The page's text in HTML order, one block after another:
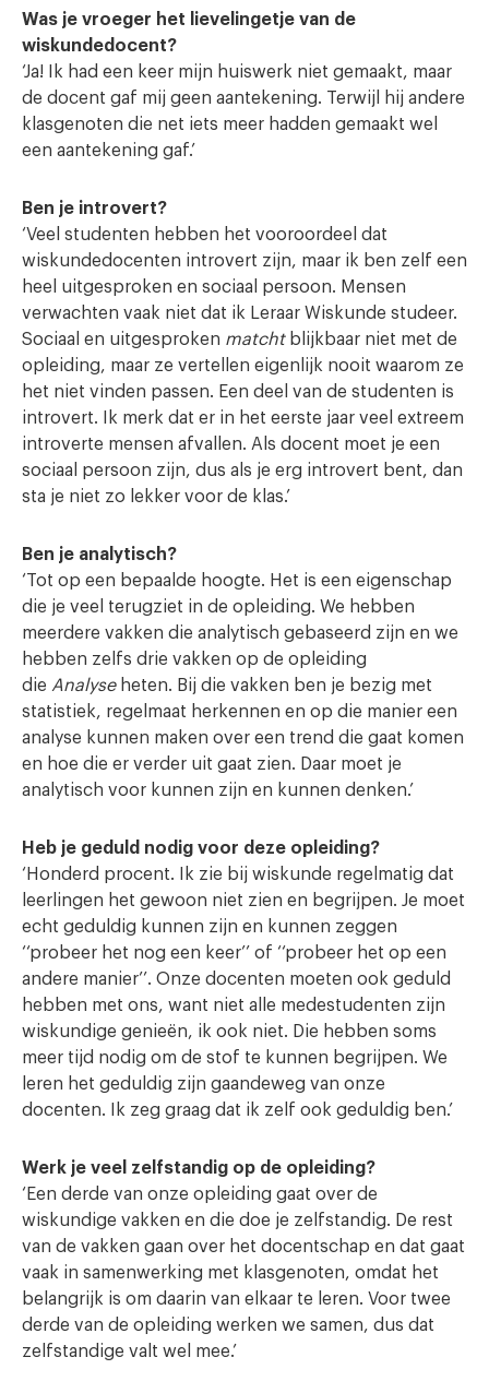
Was je vroeger het lievelingetje van de
wiskundedocent?
‘Ja! Ik had een keer mijn huiswerk niet gemaakt, maar
de docent gaf mij geen aantekening. Terwijl hij andere
klasgenoten die net iets meer hadden gemaakt wel
een aantekening gaf.’
Ben je introvert?
‘Veel studenten hebben het vooroordeel dat
wiskundedocenten introvert zijn, maar ik ben zelf een
heel uitgesproken en sociaal persoon. Mensen
verwachten vaak niet dat ik Leraar Wiskunde studeer.
Sociaal en uitgesproken matchtblijkbaar niet met de
opleiding, maar ze vertellen eigenlijk nooit waarom ze
het niet vinden passen. Een deel van de studenten is
introvert. Ik merk dat er in het eerste jaar veel extreem
introverte mensen afvallen. Als docent moet je een
sociaal persoon zijn, dus als je erg introvert bent, dan
sta je niet zo lekker voor de klas.’
Ben je analytisch?
‘Tot op een bepaalde hoogte. Het is een eigenschap
die je veel terugziet in de opleiding. We hebben
meerdere vakken die analytisch gebaseerd zijn en we
hebben zelfs drie vakken op de opleiding
die Analyseheten. Bij die vakken ben je bezig met
statistiek, regelmaat herkennen en op die manier een
analyse kunnen maken over een trend die gaat komen
en hoe die er verder uit gaat zien. Daar moet je
analytisch voor kunnen zijn en kunnen denken.’
Heb je geduld nodig voor deze opleiding?
‘Honderd procent. Ik zie bij wiskunde regelmatig dat
leerlingen het gewoon niet zien en begrijpen. Je moet
echt geduldig kunnen zijn en kunnen zeggen
‘‘probeer het nog een keer’’ of ‘‘probeer het op een
andere manier’’. Onze docenten moeten ook geduld
hebben met ons, want niet alle medestudenten zijn
wiskundige genieën, ik ook niet. Die hebben soms
meer tijd nodig om de stof te kunnen begrijpen. We
leren het geduldig zijn gaandeweg van onze
docenten. Ik zeg graag dat ik zelf ook geduldig ben.’
Werk je veel zelfstandig op de opleiding?
‘Een derde van onze opleiding gaat over de
wiskundige vakken en die doe je zelfstandig. De rest
van de vakken gaan over het docentschap en dat gaat
vaak in samenwerking met klasgenoten, omdat het
belangrijk is om daarin van elkaar te leren. Voor twee
derde van de opleiding werken we samen, dus dat
zelfstandige valt wel mee.’